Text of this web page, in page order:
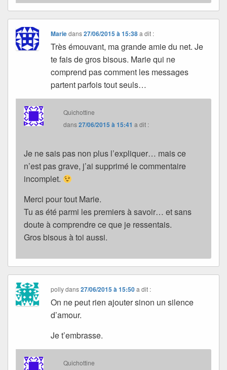
Mariedans27/06/2015 à 15:38 a dit :
Très émouvant, ma grande amie du net. Je
te fais de gros bisous. Marie qui ne
comprend pas comment les messages
partent parfois tout seuls…
Quichottine
dans27/06/2015 à 15:41 a dit :
Je ne sais pas non plus l’expliquer… mais ce
n’est pas grave, j’ai supprimé le commentaire
incomplet.
Merci pour tout Marie.
Tu as été parmi les premiers à savoir… et sans
doute à comprendre ce que je ressentais.
Gros bisous à toi aussi.
pollydans27/06/2015 à 15:50 a dit :
On ne peut rien ajouter sinon un silence
d’amour.
Je t’embrasse.
Quichottine